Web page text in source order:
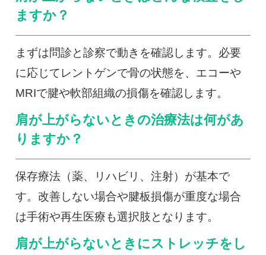
ますか？
まずは問診と診察で動きを確認します。必要
に応じてレントゲンで骨の状態を、エコーや
MRIで腱や軟部組織の損傷を確認します。
肩が上がらないときの治療法は何があ
りますか？
保存療法（薬、リハビリ、注射）が基本で
す。改善しない場合や腱板損傷が重度な場合
は手術や再生医療も選択肢となります。
肩が上がらないときにストレッチをし